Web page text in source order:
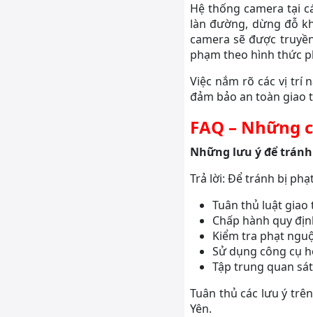
Hệ thống camera tại
làn đường, dừng đỗ
camera sẽ được
phạm theo hình thức
Việc nắm rõ các vị trí
đảm bảo an toàn giao
FAQ – Những
Những lưu ý để
Trả lời: Để tránh bị
Tuân thủ luật giao
Chấp hành quy
Kiểm tra phạt
Sử dụng công cụ
Tập trung quan
Tuân thủ các lưu ý
Yên.